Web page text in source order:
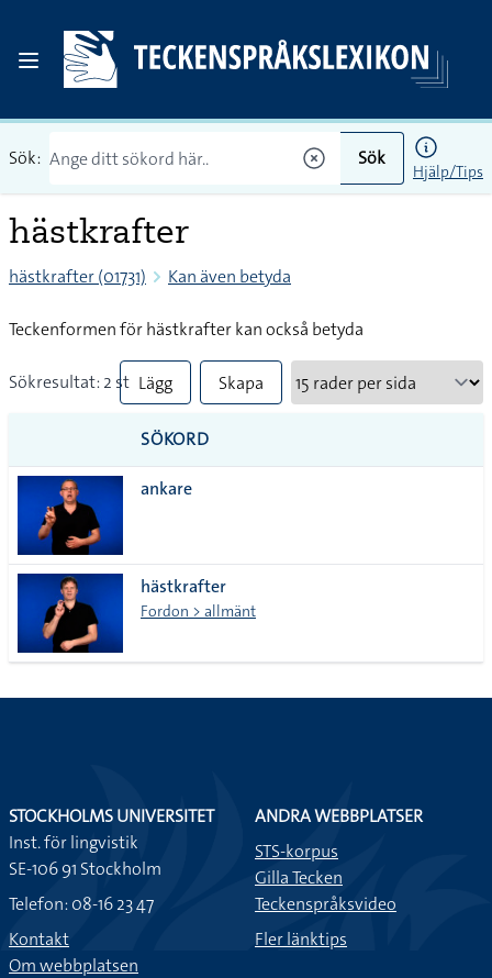
Sök: Sök
Hjälp/Tips
hästkrafter
hästkrafter (01731) Kan även betyda
Teckenformen för hästkrafter kan också betyda
Sökresultat: 2 st Lägg
till
alla i
Skapa
SÖKORD
ankare
hästkrafter
Fordon > allmänt
STOCKHOLMS UNIVERSITET
Inst. för lingvistik
SE-106 91 Stockholm
Telefon: 08-16 23 47
Kontakt
Om webbplatsen
ANDRA WEBBPLATSER
STS-korpus
Gilla Tecken
Teckenspråksvideo
Fler länktips